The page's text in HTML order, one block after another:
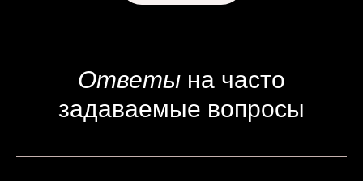
Ответы на часто
задаваемые вопросы